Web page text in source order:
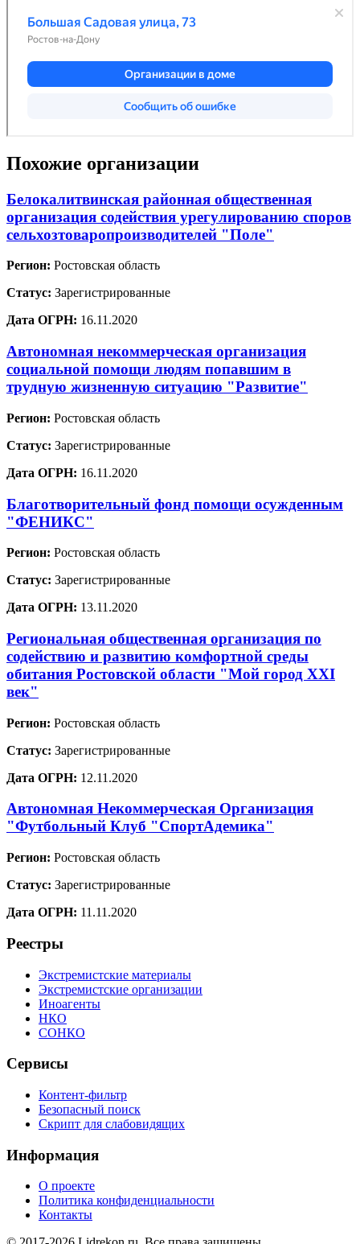
Похожие организации
Белокалитвинская районная общественная
организация содействия урегулированию споров
сельхозтоваропроизводителей "Поле"
Регион: Ростовская область
Статус: Зарегистрированные
Дата ОГРН: 16.11.2020
Автономная некоммерческая организация
социальной помощи людям попавшим в
трудную жизненную ситуацию "Развитие"
Регион: Ростовская область
Статус: Зарегистрированные
Дата ОГРН: 16.11.2020
Благотворительный фонд помощи осужденным
"ФЕНИКС"
Регион: Ростовская область
Статус: Зарегистрированные
Дата ОГРН: 13.11.2020
Региональная общественная организация по
содействию и развитию комфортной среды
обитания Ростовской области "Мой город XXI
век"
Регион: Ростовская область
Статус: Зарегистрированные
Дата ОГРН: 12.11.2020
Автономная Некоммерческая Организация
"Футбольный Клуб "СпортАдемика"
Регион: Ростовская область
Статус: Зарегистрированные
Дата ОГРН: 11.11.2020
Реестры
Экстремистские материалы
Экстремистские организации
Иноагенты
НКО
СОНКО
Сервисы
Контент-фильтр
Безопасный поиск
Скрипт для слабовидящих
Информация
О проекте
Политика конфиденциальности
Контакты